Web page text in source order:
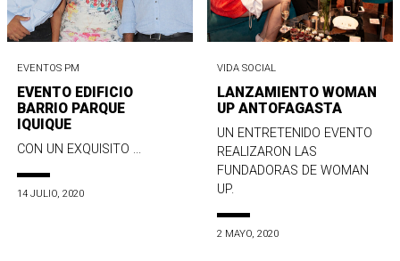
EVENTOS PM
EVENTO EDIFICIO
BARRIO PARQUE
IQUIQUE
CON UN EXQUISITO ...
14 JULIO, 2020
VIDA SOCIAL
LANZAMIENTO WOMAN
UP ANTOFAGASTA
UN ENTRETENIDO EVENTO
REALIZARON LAS
FUNDADORAS DE WOMAN
UP.
2 MAYO, 2020